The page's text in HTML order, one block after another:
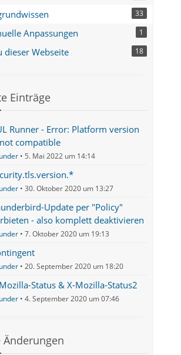
33
Anpassungen 1
dieser Webseite 18
Einträge
Runner - Error: Platform version
compatible
5. Mai 2022 um 14:14
30. Oktober 2020 um 13:27
Update per "Policy"
- also komplett deaktivieren
7. Oktober 2020 um 19:13
20. September 2020 um 18:20
Status & X-Mozilla-Status2
4. September 2020 um 07:46
Änderungen